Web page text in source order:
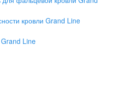
кровли Grand Line
Line